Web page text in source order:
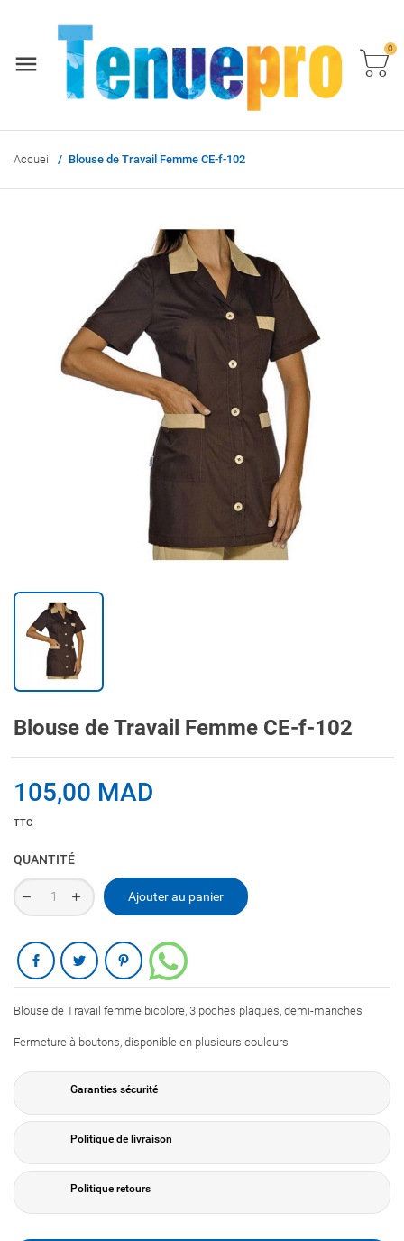
0
Accueil Blouse de Travail Femme CE-f-102
Blouse de Travail Femme CE-f-102
105,00 MAD
TTC
QUANTITÉ
Ajouter au panier
Partager
Blouse de Travail femme bicolore, 3 poches plaqués, demi-manches
Fermeture à boutons, disponible en plusieurs couleurs
Garanties sécurité
Politique de livraison
Politique retours